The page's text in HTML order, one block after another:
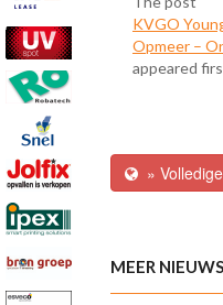
KVGO
Opmeer –
appeared
»
MEER NIEUWS